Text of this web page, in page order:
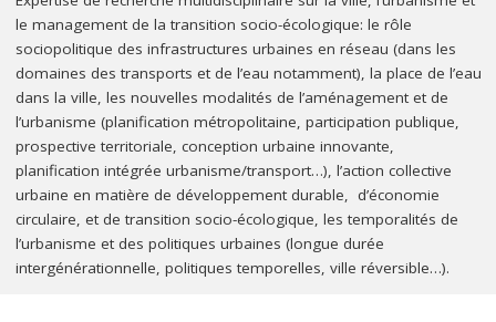
le management de la transition socio-écologique: le rôle
sociopolitique des infrastructures urbaines en réseau (dans les
domaines des transports et de l’eau notamment), la place de l’eau
dans la ville, les nouvelles modalités de l’aménagement et de
l’urbanisme (planification métropolitaine, participation publique,
prospective territoriale, conception urbaine innovante,
planification intégrée urbanisme/transport…), l’action collective
urbaine en matière de développement durable, d’économie
circulaire, et de transition socio-écologique, les temporalités de
l’urbanisme et des politiques urbaines (longue durée
intergénérationnelle, politiques temporelles, ville réversible…).